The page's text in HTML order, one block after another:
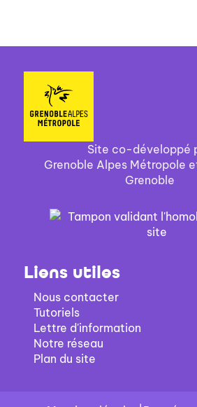
Site co-développé
Grenoble Alpes Métropole
Grenoble
Liens utiles
Nous contacter
Tutoriels
Lettre d'information
Notre réseau
Plan du site